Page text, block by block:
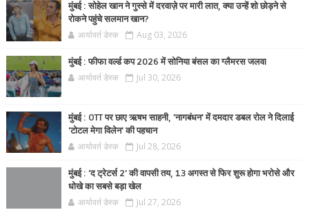
मुंबई : सोहेल खान ने गुस्से में दरवाज़े पर मारी लात, क्या उन्हें शो छोड़ने से
रोकने पहुंचे सलमान खान?
आर्यावर्त डेस्क Aug 03, 2026
मुंबई : फीफा वर्ल्ड कप 2026 में सोनिया बंसल का ग्लैमरस जलवा
आर्यावर्त डेस्क Jul 30, 2026
मुंबई : OTT पर छाए ऋषभ साहनी, 'नागबंधन' में दमदार डबल रोल ने दिलाई
'टोटल मेगा विलेन' की पहचान
आर्यावर्त डेस्क Jul 28, 2026
मुंबई : 'द ट्रेटर्स 2' की वापसी तय, 13 अगस्त से फिर शुरू होगा भरोसे और
धोखे का सबसे बड़ा खेल
आर्यावर्त डेस्क Jul 27, 2026